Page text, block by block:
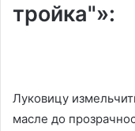
тройка"»:
Луковицу
масле до